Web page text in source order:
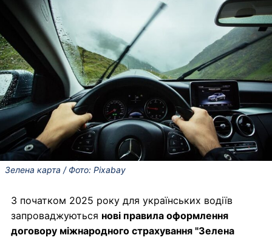
Зелена карта / Фото: Pixabay
З початком 2025 року для українських водіїв
запроваджуються нові правила оформлення
договору міжнародного страхування "Зелена